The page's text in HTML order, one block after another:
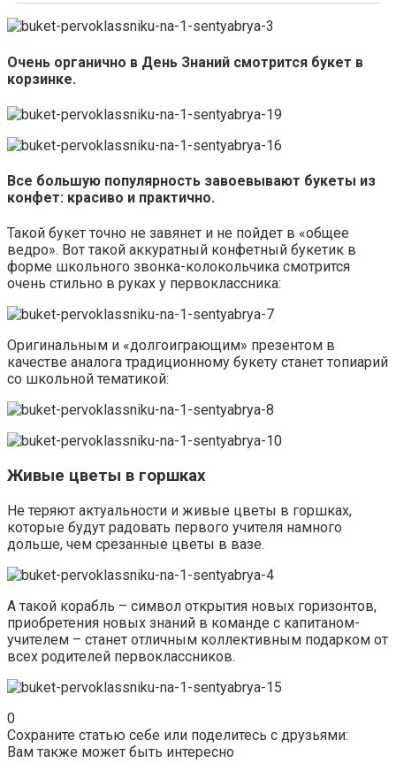
Очень органично в День Знаний смотрится букет в
корзинке.
Все большую популярность завоевывают букеты из
конфет: красиво и практично.
Такой букет точно не завянет и не пойдет в «общее
ведро». Вот такой аккуратный конфетный букетик в
форме школьного звонка-колокольчика смотрится
очень стильно в руках у первоклассника:
Оригинальным и «долгоиграющим» презентом в
качестве аналога традиционному букету станет топиарий
со школьной тематикой:
Живые цветы в горшках
Не теряют актуальности и живые цветы в горшках,
которые будут радовать первого учителя намного
дольше, чем срезанные цветы в вазе.
А такой корабль – символ открытия новых горизонтов,
приобретения новых знаний в команде с капитаном-
учителем – станет отличным коллективным подарком от
всех родителей первоклассников.
0
Сохраните статью себе или поделитесь с друзьями:
Вам также может быть интересно